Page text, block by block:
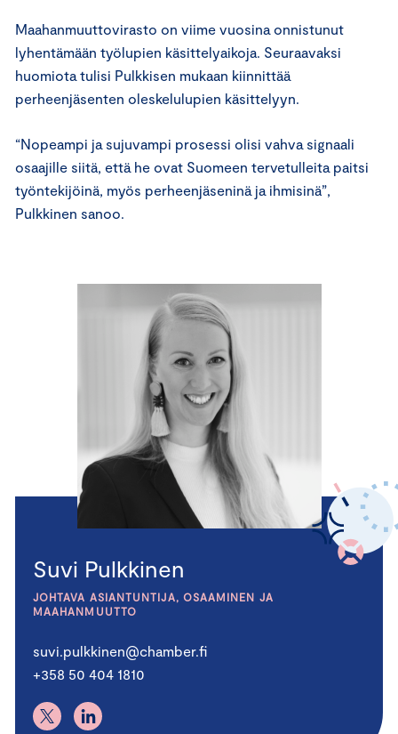
Maahanmuuttovirasto on viime vuosina onnistunut
lyhentämään työlupien käsittelyaikoja. Seuraavaksi
huomiota tulisi Pulkkisen mukaan kiinnittää
perheenjäsenten oleskelulupien käsittelyyn.
“Nopeampi ja sujuvampi prosessi olisi vahva signaali
osaajille siitä, että he ovat Suomeen tervetulleita paitsi
työntekijöinä, myös perheenjäseninä ja ihmisinä”,
Pulkkinen sanoo.
Suvi Pulkkinen
JOHTAVA ASIANTUNTIJA, OSAAMINEN JA
MAAHANMUUTTO
suvi.pulkkinen@chamber.fi
+358 50 404 1810